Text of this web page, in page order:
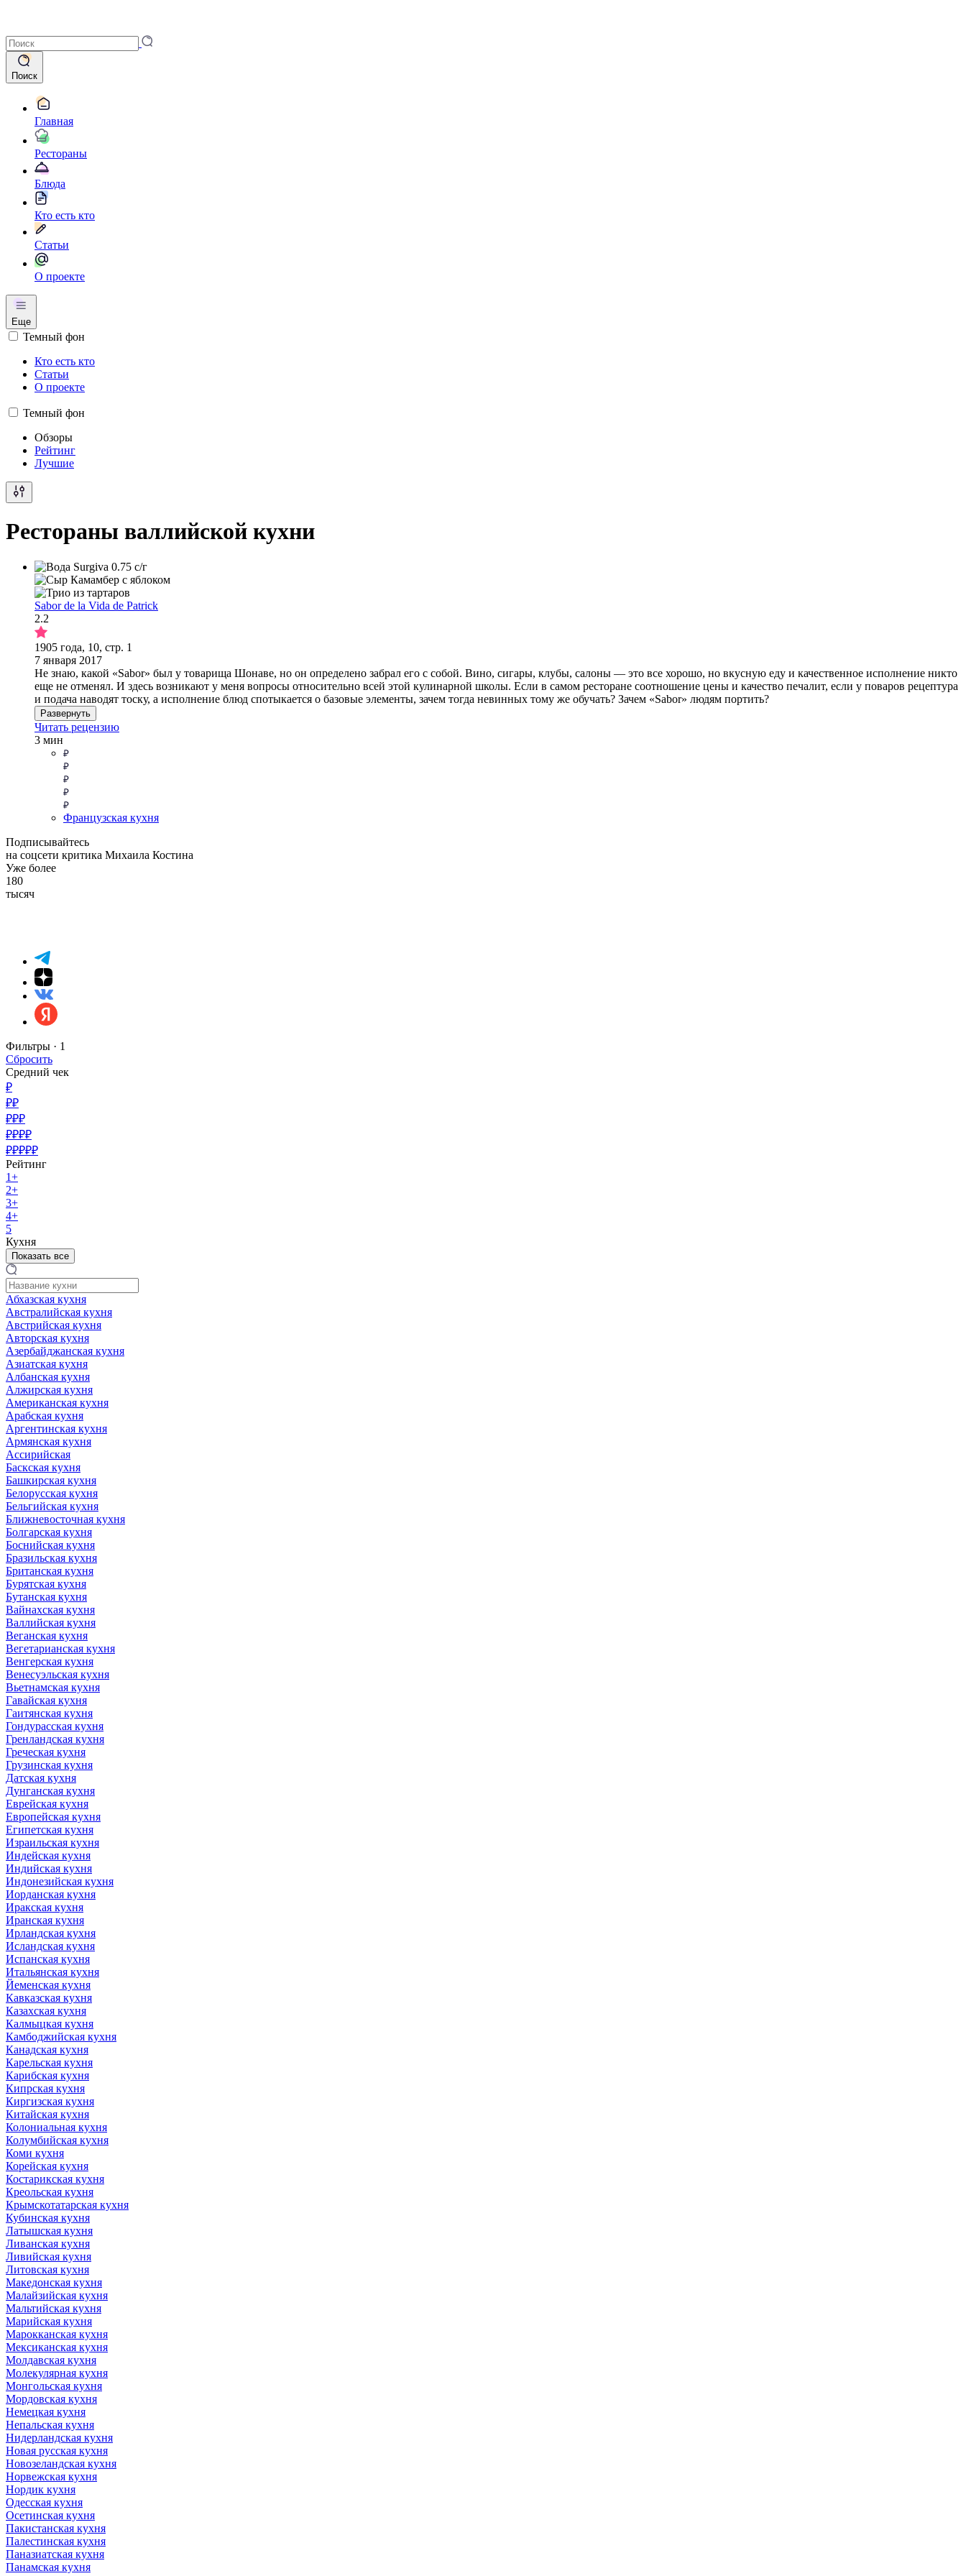
Поиск
Главная
Рестораны
Блюда
Кто есть кто
Статьи
О проекте
Еще
Темный фон
Кто есть кто
Статьи
О проекте
Темный фон
Обзоры
Рейтинг
Лучшие
Рестораны валлийской кухни
Sabor de la Vida de Patrick
2.2
1905 года, 10, стр. 1
7 января 2017
Не знаю, какой «Sabor» был у товарища Шонаве, но он определено забрал его с собой. Вино, сигары, клубы, салоны — это все хорошо, но вкусную еду и качественное исполнение никто
еще не отменял. И здесь возникают у меня вопросы относительно всей этой кулинарной школы. Если в самом ресторане соотношение цены и качество печалит, если у поваров рецептура
и подача наводят тоску, а исполнение блюд спотыкается о базовые элементы, зачем тогда невинных тому же обучать? Зачем «Sabor» людям портить?
Развернуть
Читать рецензию
3 мин
Французская кухня
Подписывайтесь
на соцсети критика Михаила Костина
Уже более
180
тысяч
Фильтры · 1
Сбросить
Средний чек
₽
₽₽
₽₽₽
₽₽₽₽
₽₽₽₽₽
Рейтинг
1+
2+
3+
4+
5
Кухня
Показать все
Абхазская кухня
Австралийская кухня
Австрийская кухня
Авторская кухня
Азербайджанская кухня
Азиатская кухня
Албанская кухня
Алжирская кухня
Американская кухня
Арабская кухня
Аргентинская кухня
Армянская кухня
Ассирийская
Баскская кухня
Башкирская кухня
Белорусская кухня
Бельгийская кухня
Ближневосточная кухня
Болгарская кухня
Боснийская кухня
Бразильская кухня
Британская кухня
Бурятская кухня
Бутанская кухня
Вайнахская кухня
Валлийская кухня
Веганская кухня
Вегетарианская кухня
Венгерская кухня
Венесуэльская кухня
Вьетнамская кухня
Гавайская кухня
Гаитянская кухня
Гондурасская кухня
Гренландская кухня
Греческая кухня
Грузинская кухня
Датская кухня
Дунганская кухня
Еврейская кухня
Европейская кухня
Египетская кухня
Израильская кухня
Индейская кухня
Индийская кухня
Индонезийская кухня
Иорданская кухня
Иракская кухня
Иранская кухня
Ирландская кухня
Исландская кухня
Испанская кухня
Итальянская кухня
Йеменская кухня
Кавказская кухня
Казахская кухня
Калмыцкая кухня
Камбоджийская кухня
Канадская кухня
Карельская кухня
Карибская кухня
Кипрская кухня
Киргизская кухня
Китайская кухня
Колониальная кухня
Колумбийская кухня
Коми кухня
Корейская кухня
Костарикская кухня
Креольская кухня
Крымскотатарская кухня
Кубинская кухня
Латышская кухня
Ливанская кухня
Ливийская кухня
Литовская кухня
Македонская кухня
Малайзийская кухня
Мальтийская кухня
Марийская кухня
Марокканская кухня
Мексиканская кухня
Молдавская кухня
Молекулярная кухня
Монгольская кухня
Мордовская кухня
Немецкая кухня
Непальская кухня
Нидерландская кухня
Новая русская кухня
Новозеландская кухня
Норвежская кухня
Нордик кухня
Одесская кухня
Осетинская кухня
Пакистанская кухня
Палестинская кухня
Паназиатская кухня
Панамская кухня